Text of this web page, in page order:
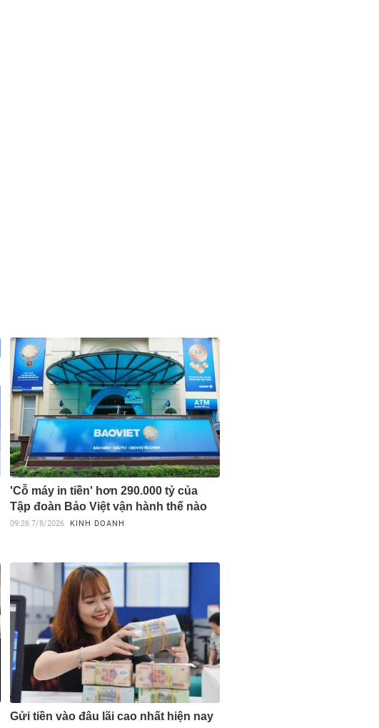
'Cỗ máy in tiền' hơn 290.000 tỷ của
Tập đoàn Bảo Việt vận hành thế nào
09:26 7/8/2026 KINH DOANH
Gửi tiền vào đâu lãi cao nhất hiện nay